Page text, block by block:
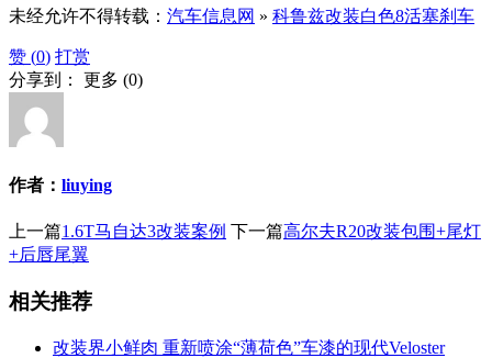
未经允许不得转载： 汽车信息网 » 科鲁兹改装白色8活塞刹车
赞 (0) 打赏
分享到： 更多 (0)
作者： liuying
上一篇1.6T马自达3改装案例 下一篇高尔夫R20改装包围+尾灯
+后唇尾翼
相关推荐
改装界小鲜肉 重新喷涂“薄荷色”车漆的现代Veloster